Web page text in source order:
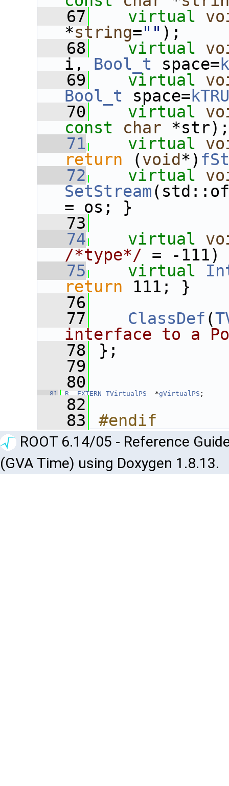
   67
virtual
*string="" );
   68
virtual
i, Bool_t space=
   69
virtual
Bool_t space=
   70
virtual
const
char *str);
   71
virtual
return (void*)
   72
virtual
SetStream
= os; }
   73
   74
virtual
/*type*/ = -
   75
virtual
return 111; }
   76
   77
ClassDef (
interface to a
   78
};
   79
   80
   81
R__EXTERN TVirtualPS
  *
gVirtualPS ;
   82
   83
#endif
ROOT 6.14/05 - Reference
(GVA Time) using Doxygen 1.8.13.